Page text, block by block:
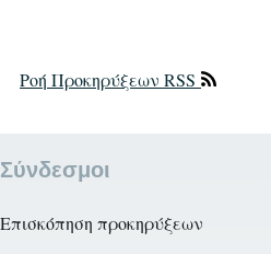
Ροή Προκηρύξεων RSS
Σύνδεσμοι
Επισκόπηση προκηρύξεων